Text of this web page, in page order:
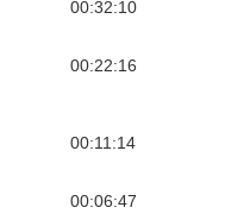
00:32:10
00:22:16
00:11:14
00:06:47